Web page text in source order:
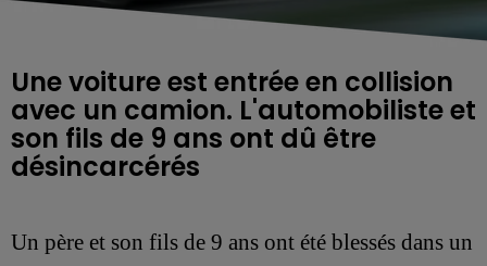
Une voiture est entrée en collision
avec un camion. L'automobiliste et
son fils de 9 ans ont dû être
désincarcérés
Un père et son fils de 9 ans ont été blessés dans un